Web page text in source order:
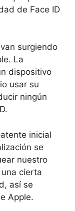
de Face ID
surgiendo
La
dispositivo
usar su
ningún
inicial
se
nuestro
cierta
así se
Apple.